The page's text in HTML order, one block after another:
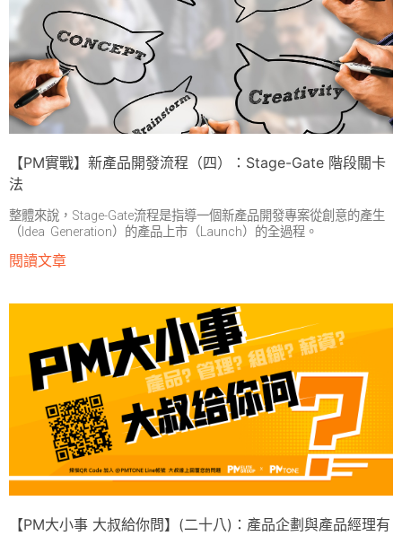
【PM實戰】新產品開發流程（四）：Stage-Gate 階段關卡
法
整體來說，Stage-Gate流程是指導一個新產品開發專案從創意的產生
（Idea Generation）的產品上市（Launch）的全過程。
閱讀文章
【PM大小事 大叔給你問】(二十八)：產品企劃與產品經理有